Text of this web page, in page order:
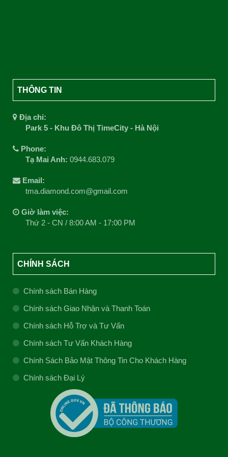
THÔNG TIN
Địa chỉ:
Park 5 - Khu Đô Thị TimeCity - Hà Nội
Phone:
Tạ Mai Anh: 0944.683.079
Email:
tma.diamond.com@gmail.com
Giờ làm việc:
Thứ 2 - CN / 8:00 AM - 17:00 PM
CHÍNH SÁCH
Chính sách Bán Hàng
Chính sách Giao Nhận và Thanh Toán
Chính sách Hỗ Trợ và Tư Vấn
Chính sách Tư Vấn Khách Hàng
Chính Sách Bảo Mật Thông Tin Cho Khách Hàng
Chính sách Đại Lý